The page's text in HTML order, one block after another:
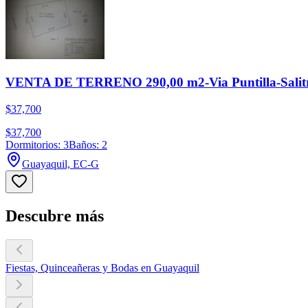
VENTA DE TERRENO 290,00 m2-Via Puntilla-
$37,700
$37,700
Dormitorios: 3Baños: 2
Guayaquil, EC-G
Descubre más
Fiestas, Quinceañeras y Bodas en Guayaquil